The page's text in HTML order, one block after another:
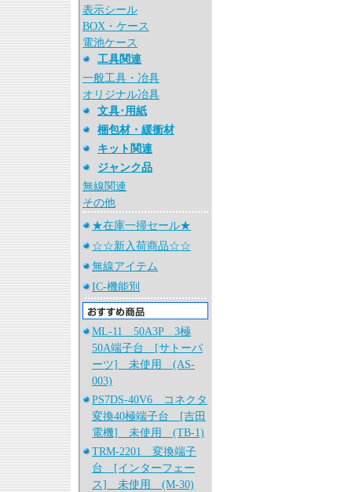
表示シール
BOX・ケース
電池ケース
工具関連
一般工具・冶具
オリジナル冶具
文具･用紙
梱包材・緩衝材
キット関連
ジャンク品
無線関連
その他
★在庫一掃セール★
☆☆新入荷商品☆☆
無線アイテム
IC-機能別
ML-11 50A3P 3極
50A端子台 [サトーパ
ーツ] 未使用 (AS-
003)
PS7DS-40V6 コネクタ
変換40極端子台 [吉田
電機] 未使用 (TB-1)
TRM-2201 変換端子
台 [インターフェー
ス] 未使用 (M-30)